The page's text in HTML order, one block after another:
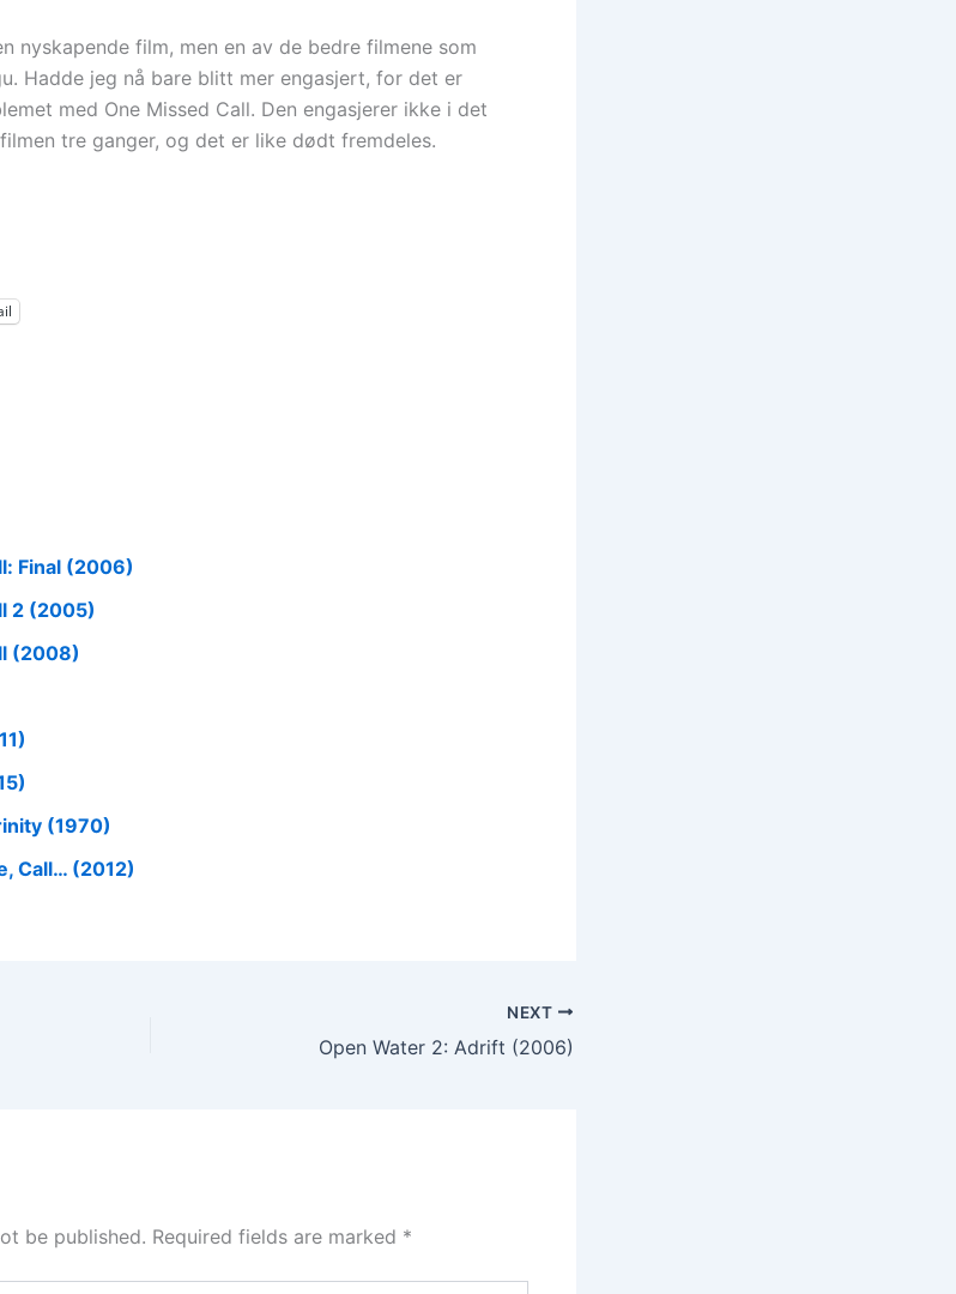
nyskapende film, men en av de bedre filmene som
Hadde jeg nå bare blitt mer engasjert, for det er
med One Missed Call. Den engasjerer ikke i det
tre ganger, og det er like dødt fremdeles.
Final (2006)
2 (2005)
(2008)
(1970)
Call… (2012)
NEXT
Open Water 2: Adrift (2006)
be published. Required fields are marked *